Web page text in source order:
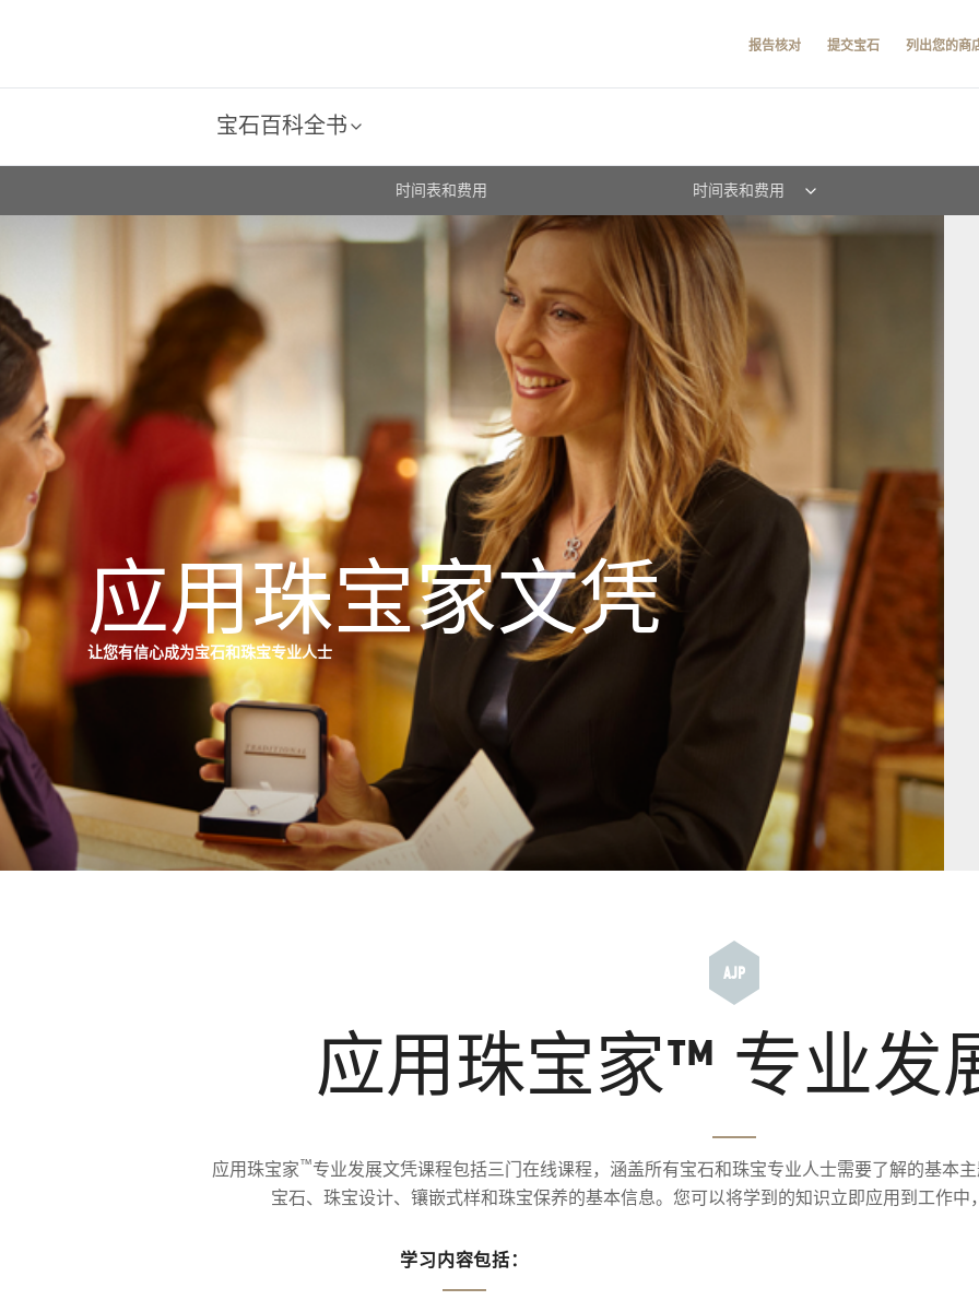
报告核对 提交宝石 列出您的商
宝石百科全书
时间表和费用 时间表和费用
应用珠宝家文凭
让您有信心成为宝石和珠宝专业人士
AJP
应用珠宝家™ 专业发
应用珠宝家™专业发展文凭课程包括三门在线课程，涵盖所有宝石和珠宝专业人士需要了解的基本
宝石、珠宝设计、镶嵌式样和珠宝保养的基本信息。您可以将学到的知识立即应用到工作中
学习内容包括：